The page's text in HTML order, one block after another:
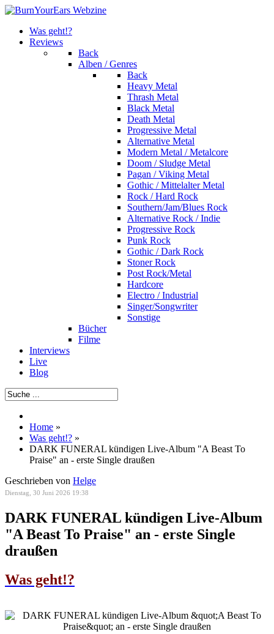
Was geht!?
Reviews
Back
Alben / Genres
Back
Heavy Metal
Thrash Metal
Black Metal
Death Metal
Progressive Metal
Alternative Metal
Modern Metal / Metalcore
Doom / Sludge Metal
Pagan / Viking Metal
Gothic / Mittelalter Metal
Rock / Hard Rock
Southern/Jam/Blues Rock
Alternative Rock / Indie
Progressive Rock
Punk Rock
Gothic / Dark Rock
Stoner Rock
Post Rock/Metal
Hardcore
Electro / Industrial
Singer/Songwriter
Sonstige
Bücher
Filme
Interviews
Live
Blog
Home »
Was geht!? »
DARK FUNERAL kündigen Live-Album "A Beast To
Praise" an - erste Single draußen
Geschrieben von Helge
Dienstag, 30 Juni 2026 19:38
DARK FUNERAL kündigen Live-Album
"A Beast To Praise" an - erste Single
draußen
Was geht!?